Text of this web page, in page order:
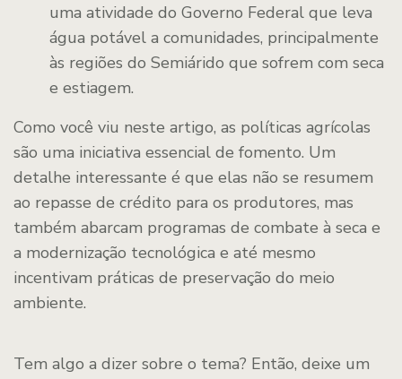
uma atividade do Governo Federal que leva
água potável a comunidades, principalmente
às regiões do Semiárido que sofrem com seca
e estiagem.
Como você viu neste artigo, as políticas agrícolas
são uma iniciativa essencial de fomento. Um
detalhe interessante é que elas não se resumem
ao repasse de crédito para os produtores, mas
também abarcam programas de combate à seca e
a modernização tecnológica e até mesmo
incentivam práticas de preservação do meio
ambiente.
Tem algo a dizer sobre o tema? Então, deixe um